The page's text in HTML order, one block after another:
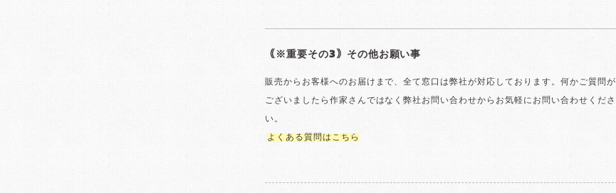
｟※重要その3｠その他お願い事
販売からお客様へのお届けまで、全て窓口は弊社が対応しております。何かご質問が
ございましたら作家さんではなく弊社お問い合わせからお気軽にお問い合わせくださ
い。
よくある質問はこちら